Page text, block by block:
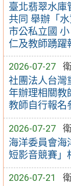
臺北翡翠水庫
共同 舉辦「
市公私立國
仁及教師踴躍
2026-07-27
社團法人台灣
年辦理相關教
教師自行報名
2026-07-27
海洋委員會海
短影音競賽」
2026-07-21